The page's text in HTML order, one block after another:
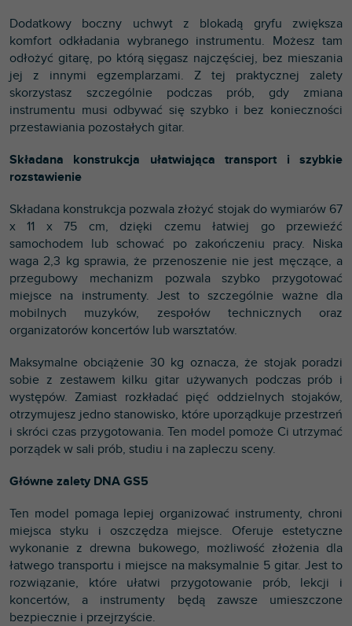
Dodatkowy boczny uchwyt z blokadą gryfu zwiększa
komfort odkładania wybranego instrumentu. Możesz tam
odłożyć gitarę, po którą sięgasz najczęściej, bez mieszania
jej z innymi egzemplarzami. Z tej praktycznej zalety
skorzystasz szczególnie podczas prób, gdy zmiana
instrumentu musi odbywać się szybko i bez konieczności
przestawiania pozostałych gitar.
Składana konstrukcja ułatwiająca transport i szybkie
rozstawienie
Składana konstrukcja pozwala złożyć stojak do wymiarów 67
x 11 x 75 cm, dzięki czemu łatwiej go przewieźć
samochodem lub schować po zakończeniu pracy. Niska
waga 2,3 kg sprawia, że przenoszenie nie jest męczące, a
przegubowy mechanizm pozwala szybko przygotować
miejsce na instrumenty. Jest to szczególnie ważne dla
mobilnych muzyków, zespołów technicznych oraz
organizatorów koncertów lub warsztatów.
Maksymalne obciążenie 30 kg oznacza, że stojak poradzi
sobie z zestawem kilku gitar używanych podczas prób i
występów. Zamiast rozkładać pięć oddzielnych stojaków,
otrzymujesz jedno stanowisko, które uporządkuje przestrzeń
i skróci czas przygotowania. Ten model pomoże Ci utrzymać
porządek w sali prób, studiu i na zapleczu sceny.
Główne zalety DNA GS5
Ten model pomaga lepiej organizować instrumenty, chroni
miejsca styku i oszczędza miejsce. Oferuje estetyczne
wykonanie z drewna bukowego, możliwość złożenia dla
łatwego transportu i miejsce na maksymalnie 5 gitar. Jest to
rozwiązanie, które ułatwi przygotowanie prób, lekcji i
koncertów, a instrumenty będą zawsze umieszczone
bezpiecznie i przejrzyście.